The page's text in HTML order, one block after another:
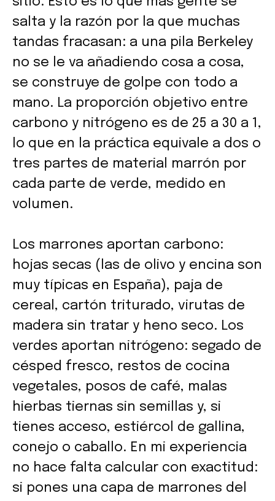
salta y la razón por la que muchas
tandas fracasan: a una pila Berkeley
no se le va añadiendo cosa a cosa,
se construye de golpe con todo a
mano. La proporción objetivo entre
carbono y nitrógeno es de 25 a 30 a 1,
lo que en la práctica equivale a dos o
tres partes de material marrón por
cada parte de verde, medido en
volumen.
Los marrones aportan carbono:
hojas secas (las de olivo y encina son
muy típicas en España), paja de
cereal, cartón triturado, virutas de
madera sin tratar y heno seco. Los
verdes aportan nitrógeno: segado de
césped fresco, restos de cocina
vegetales, posos de café, malas
hierbas tiernas sin semillas y, si
tienes acceso, estiércol de gallina,
conejo o caballo. En mi experiencia
no hace falta calcular con exactitud:
si pones una capa de marrones del